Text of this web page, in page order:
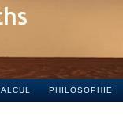
PHILOSOPHIE